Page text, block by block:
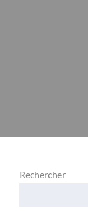
Rechercher